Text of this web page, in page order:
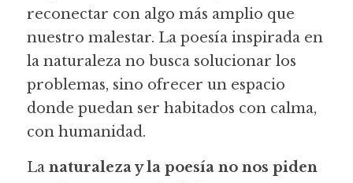
reconectar con algo más amplio que
nuestro malestar. La poesía inspirada en
la naturaleza no busca solucionar los
problemas, sino ofrecer un espacio
donde puedan ser habitados con calma,
con humanidad.
La naturaleza y la poesía no nos piden